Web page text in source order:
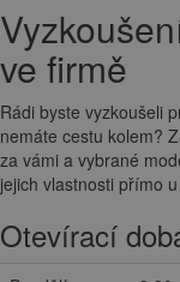
ve firmě
Rádi byste vyzkoušeli
nemáte cestu kolem?
za vámi a vybrané
jejich vlastnosti přímo
Otevírací